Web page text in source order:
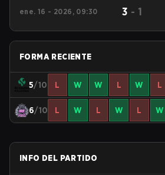
ene. 16 - 2026, 09:30 3 - 1
FORMA RECIENTE
5/10 L W W L W L
6/10 L W L W L W
INFO DEL PARTIDO